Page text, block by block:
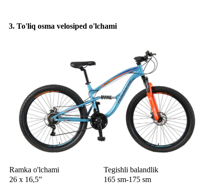
3. To'liq osma velosiped o'lchami
Ramka o'lchami
Tegishli balandlik
26 x 16,5”
165 sm-175 sm